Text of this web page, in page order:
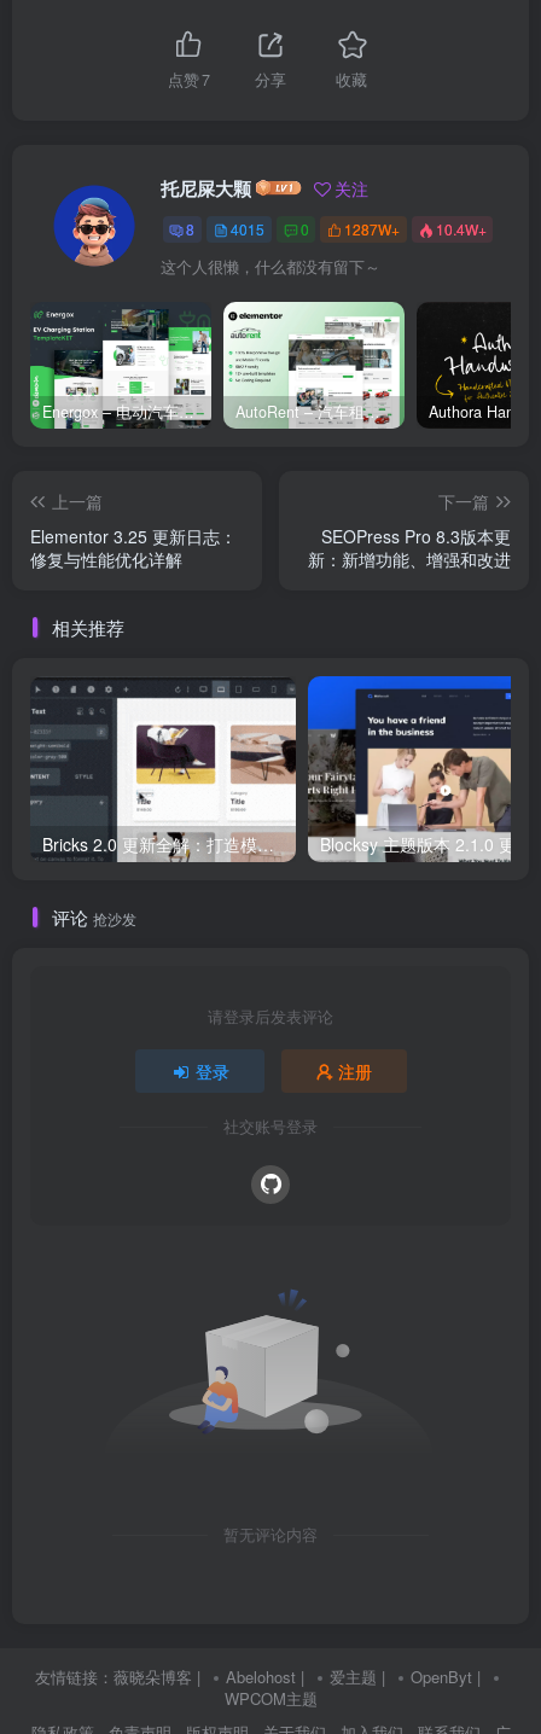
点赞7 分享 收藏
托尼屎大颗 关注
8 4015 0 1287W+ 10.4W+
这个人很懒，什么都没有留下～
Energox – 电动汽车充电站 Elementor 模板套件 AutoRent – 汽车租赁服务 Elementor 模板套件
上一篇
Elementor 3.25 更新日志：
修复与性能优化详解
下一篇
SEOPress Pro 8.3版本更
新：新增功能、增强和改进
相关推荐
Bricks 2.0 更新全解：打造模块化、高性能的 WordPress 网站
评论 抢沙发
请登录后发表评论
登录 注册
社交账号登录
暂无评论内容
友情链接： 薇晓朵博客 | Abelohost | 爱主题 | OpenByt |
WPCOM主题